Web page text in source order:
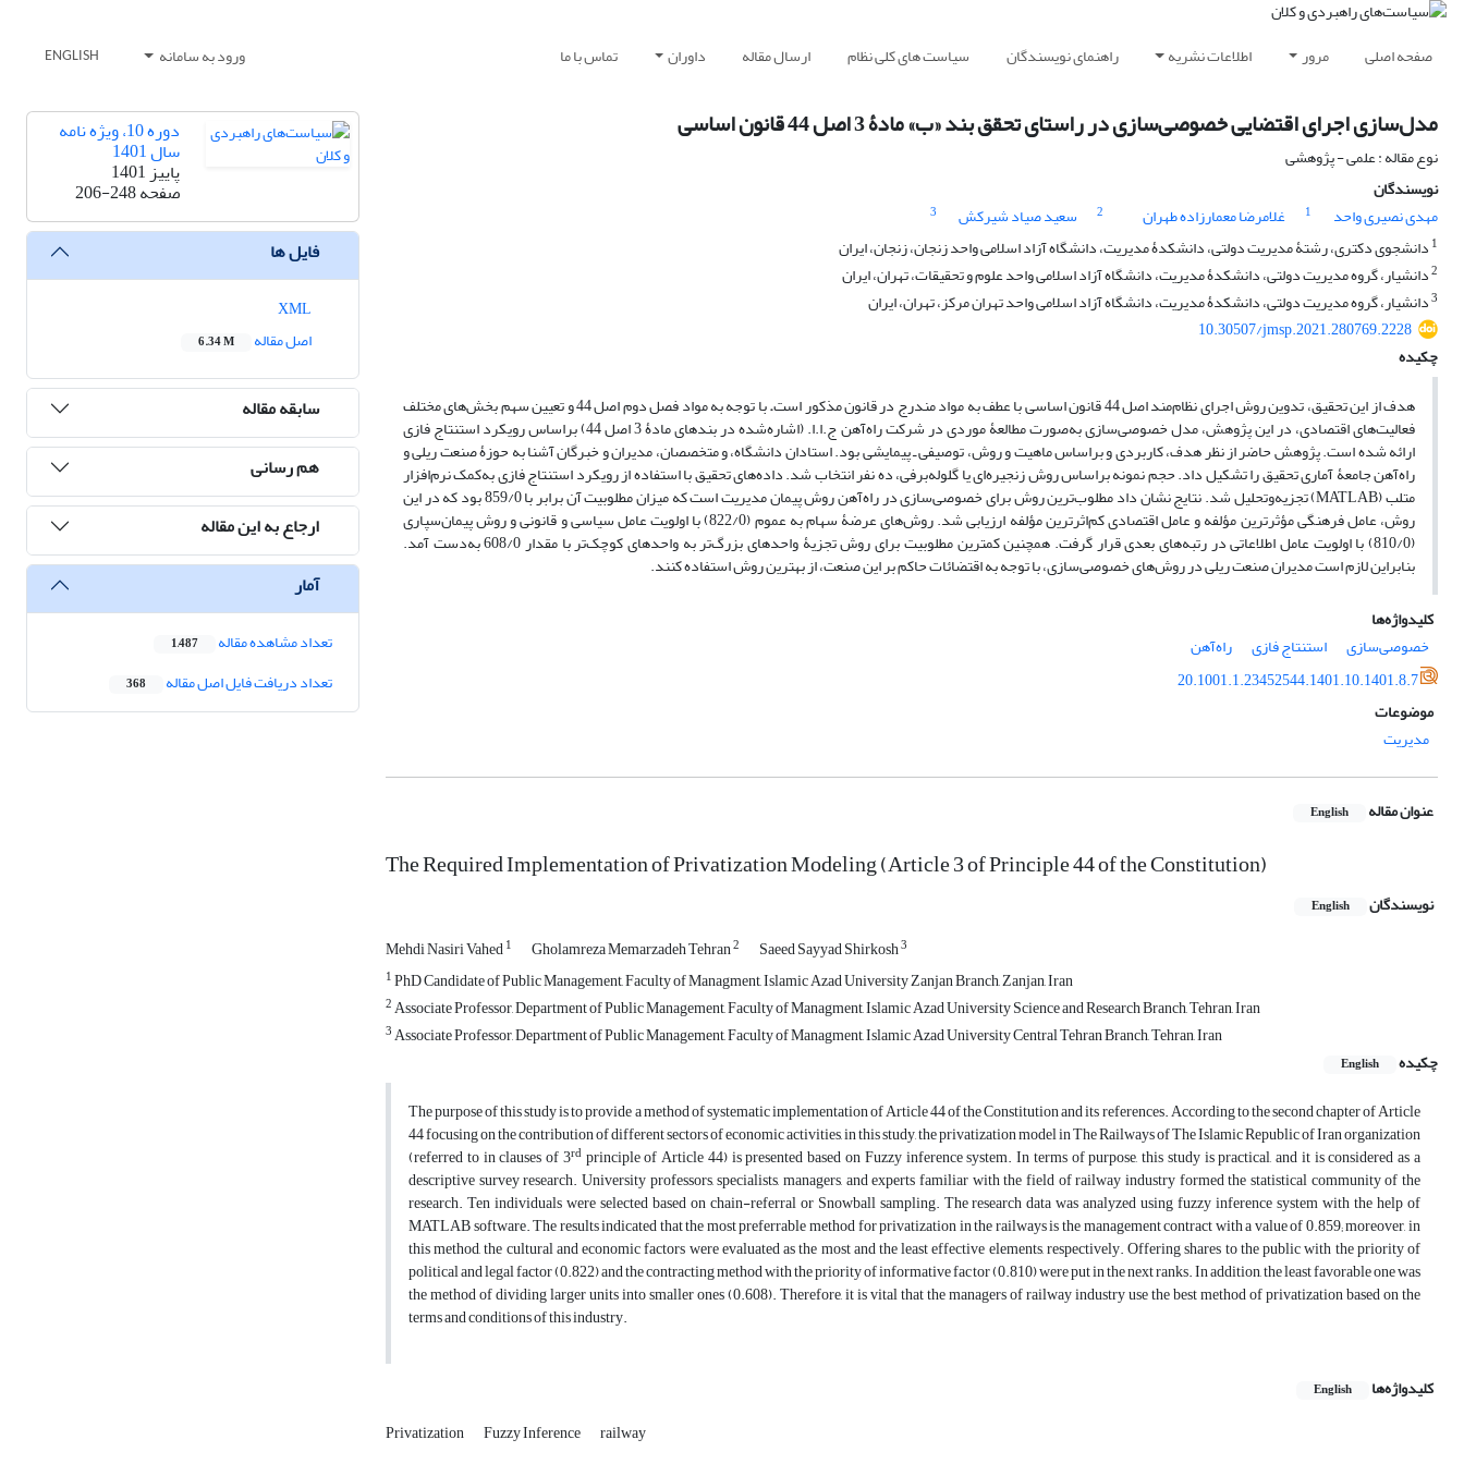
صفحه اصلی مرور اطلاعات نشریه راهنمای نویسندگان سیاست های کلی نظام ارسال مقاله داوران تماس با ما ورود به سامانه ENGLISH
مدل‌سازی اجرای اقتضایی خصوصی‌سازی در راستای تحقق بند «ب» مادۀ 3 اصل 44 قانون اساسی
نوع مقاله : علمی - پژوهشی
نویسندگان
مهدی نصیری واحد
1 غلامرضا معمارزاده طهران 2 سعید صیاد شیرکش
3
1 دانشجوی دکتری، رشتۀ مدیریت دولتی، دانشکدۀ مدیریت، دانشگاه آزاد اسلامی واحد زنجان، زنجان، ایران
2دانشیار، گروه مدیریت دولتی، دانشکدۀ مدیریت، دانشگاه آزاد اسلامی واحد علوم و تحقیقات، تهران، ایران
3دانشیار، گروه مدیریت دولتی، دانشکدۀ مدیریت، دانشگاه آزاد اسلامی واحد تهران مرکز، تهران، ایران
10.30507/jmsp.2021.280769.2228
چکیده
هدف از این تحقیق، تدوین روش اجرای نظام‌مند اصل 44 قانون اساسی با عطف به مواد مندرج در قانون مذکور است
. با توجه به مواد فصل دوم اصل 44 و تعیین سهم بخش‌های مختلف
فعالیت‌های اقتصادی، در این پژوهش، مدل خصوصی‌سازی به‌صورت مطالعۀ موردی در شرکت راه‌آهن ج.ا.ا. (اشاره‌شده در بندهای مادۀ 3 اصل 44) براساس رویکرد استنتاج فازی
ارائه شده است. پژوهش حاضر از نظر هدف، کاربردی و براساس ماهیت و روش، توصیفی ـ پیمایشی بود. استادان دانشگاه، و متخصصان، مدیران و خبرگان آشنا به حوزۀ صنعت ریلی و
راه‌آهن جامعۀ آماری تحقیق را تشکیل داد. حجم نمونه براساس روش زنجیره‌ای یا گلوله‌برفی، ده نفر انتخاب شد. داده‌های تحقیق با استفاده از رویکرد استنتاج فازی به‌کمک نرم‌افزار
متلب (MATLAB) تجزیه‌وتحلیل شد. نتایج نشان داد مطلوب‌ترین روش برای خصوصی‌سازی در راه‌آهن روش پیمان مدیریت است که میزان مطلوبیت آن برابر با 859/0 بود که در این
روش، عامل فرهنگی مؤثرترین مؤلفه و عامل اقتصادی کم‌اثرترین مؤلفه ارزیابی شد. روش‌های عرضۀ سهام به عموم (822/0) با اولویت عامل سیاسی و قانونی و روش پیمان‌سپاری
(810/0) با اولویت عامل اطلاعاتی در رتبه‌های بعدی قرار گرفت. همچنین کمترین مطلوبیت برای روش تجزیۀ واحدهای بزرگ‌تر به واحدهای کوچک‌تر با مقدار 608/0 به‌دست آمد.
بنابراین لازم است مدیران صنعت ریلی در روش‌های خصوصی‌سازی، با توجه به اقتضائات حاکم بر این صنعت، از بهترین روش استفاده کنند.
کلیدواژه‌ها
خصوصی‌سازی
استنتاج فازی
راه‌آهن
20.1001.1.23452544.1401.10.1401.8.7
موضوعات
مدیریت
عنوان مقاله English
The Required Implementation of Privatization Modeling (Article 3 of Principle 44 of the Constitution)
نویسندگان English
Mehdi Nasiri Vahed1 Gholamreza Memarzadeh Tehran2 Saeed Sayyad Shirkosh3
1PhD Candidate of Public Management, Faculty of Managment, Islamic Azad University Zanjan Branch, Zanjan, Iran
2Associate Professor, Department of Public Management, Faculty of Managment, Islamic Azad University Science and Research Branch, Tehran, Iran
3Associate Professor, Department of Public Management, Faculty of Managment, Islamic Azad University Central Tehran Branch, Tehran, Iran
چکیده
English
The purpose of this study is to provide a method of systematic implementation of Article 44 of the Constitution and its references. According to the second chapter of Article
44 focusing on the contribution of different sectors of economic activities, in this study, the privatization model in The Railways of The Islamic Republic of Iran organization
(referred to in clauses of 3rdprinciple of Article 44) is presented based on Fuzzy inference system. In terms of purpose, this study is practical, and it is considered as a
descriptive survey research. University professors, specialists, managers, and experts familiar with the field of railway industry formed the statistical community of the
research. Ten individuals were selected based on chain-referral or Snowball sampling. The research data was analyzed using fuzzy inference system with the help of
MATLAB software. The results indicated that the most preferrable method for privatization in the railways is the management contract with a value of 0.859; moreover, in
this method, the cultural and economic factors were evaluated as the most and the least effective elements, respectively. Offering shares to the public with the priority of
political and legal factor (0.822) and the contracting method with the priority of informative factor (0.810) were put in the next ranks. In addition, the least favorable one was
the method of dividing larger units into smaller ones (0.608). Therefore, it is vital that the managers of railway industry use the best method of privatization based on the
terms and conditions of this industry.
کلیدواژه‌ها English
Privatization Fuzzy Inference railway
دوره 10، ویژه نامه
سال 1401
پاییز 1401
صفحه206-248
فایل ها
اصل مقاله
6.34 M
سابقه مقاله
هم رسانی
ارجاع به این مقاله
آمار
تعداد مشاهده مقاله 1,487
تعداد دریافت فایل اصل مقاله 368